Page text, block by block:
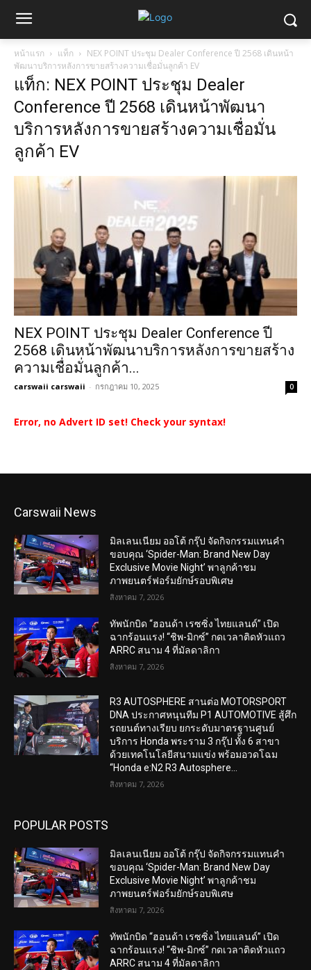
หน้าแรก แท็ก
NEX POINT ประชุม Dealer Conference ปี 2568 เดินหน้า
พัฒนาบริการหลังการขายสร้างความเชื่อมั่นลูกค้า EV
แท็ก: NEX POINT ประชุม Dealer
Conference ปี 2568 เดินหน้าพัฒนา
บริการหลังการขายสร้างความเชื่อมั่น
ลูกค้า EV
NEX POINT ประชุม Dealer Conference ปี
2568 เดินหน้าพัฒนาบริการหลังการขายสร้าง
ความเชื่อมั่นลูกค้า...
carswaii carswaii - กรกฎาคม 10, 2025 0
Error, no Advert ID set! Check your syntax!
Carswaii News
มิลเลนเนียม ออโต้ กรุ๊ป จัดกิจกรรมแทนคำ
ขอบคุณ ‘Spider-Man: Brand New Day
Exclusive Movie Night’ พาลูกค้าชม
ภาพยนตร์ฟอร์มยักษ์รอบพิเศษ
สิงหาคม 7, 2026
ทัพนักบิด “ฮอนด้า เรซซิ่ง ไทยแลนด์” เปิด
ฉากร้อนแรง! “ชิพ-มิกซ์” กดเวลาติดหัวแถว
ARRC สนาม 4 ที่มัลดาลิกา
สิงหาคม 7, 2026
R3 AUTOSPHERE สานต่อ MOTORSPORT
DNA ประกาศหนุนทีม P1 AUTOMOTIVE สู้ศึก
รถยนต์ทางเรียบ ยกระดับมาตรฐานศูนย์
บริการ Honda พระราม 3 กรุ๊ป ทั้ง 6 สาขา
ด้วยเทคโนโลยีสนามแข่ง พร้อมอวดโฉม
“Honda e:N2 R3 Autosphere...
สิงหาคม 7, 2026
POPULAR POSTS
มิลเลนเนียม ออโต้ กรุ๊ป จัดกิจกรรมแทนคำ
ขอบคุณ ‘Spider-Man: Brand New Day
Exclusive Movie Night’ พาลูกค้าชม
ภาพยนตร์ฟอร์มยักษ์รอบพิเศษ
สิงหาคม 7, 2026
ทัพนักบิด “ฮอนด้า เรซซิ่ง ไทยแลนด์” เปิด
ฉากร้อนแรง! “ชิพ-มิกซ์” กดเวลาติดหัวแถว
ARRC สนาม 4 ที่มัลดาลิกา